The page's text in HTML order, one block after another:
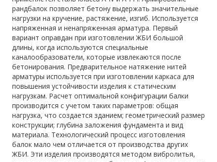
рандбалок позволяет бетону выдержать значительные
нагрузки на кручение, растяжение, изгиб. Используется
напряженная и ненапряженная арматура. Первый
вариант оправдан при изготовлении ЖБИ большой
длины, когда используются специальные
каналообразователи, которые извлекаются после
бетонирования. Предварительное натяжение нитей
арматуры используется при изготовлении каркаса для
повышения устойчивости изделия к статическим
нагрузкам. Расчет оптимальной конфигурации балки
производится с учетом таких параметров: общая
нагрузка, что создается зданием; геометрический размер
конструкции; глубина заложения фундамента и вид
материала. Технологический процесс изготовления
балок мало чем отличается от производства других
ЖБИ. Эти изделия производятся методом вибролитья,